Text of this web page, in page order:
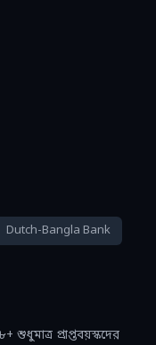
Dutch-Bangla Bank
শুধুমাত্র প্রাপ্তবয়স্কদের